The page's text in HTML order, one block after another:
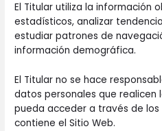
El Titular utiliza la información
estadísticos, analizar
estudiar patrones de
información demográfica.
El Titular no se hace
datos personales que realicen
pueda acceder a través de
contiene el Sitio Web.